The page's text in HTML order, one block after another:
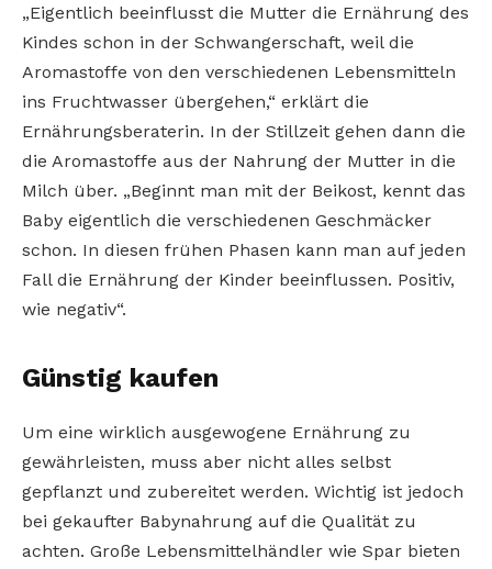
„Eigentlich beeinflusst die Mutter die Ernährung des
Kindes schon in der Schwangerschaft, weil die
Aromastoffe von den verschiedenen Lebensmitteln
ins Fruchtwasser übergehen,“ erklärt die
Ernährungsberaterin. In der Stillzeit gehen dann die
die Aromastoffe aus der Nahrung der Mutter in die
Milch über. „Beginnt man mit der Beikost, kennt das
Baby eigentlich die verschiedenen Geschmäcker
schon. In diesen frühen Phasen kann man auf jeden
Fall die Ernährung der Kinder beeinflussen. Positiv,
wie negativ“.
Günstig kaufen
Um eine wirklich ausgewogene Ernährung zu
gewährleisten, muss aber nicht alles selbst
gepflanzt und zubereitet werden. Wichtig ist jedoch
bei gekaufter Babynahrung auf die Qualität zu
achten. Große Lebensmittelhändler wie Spar bieten